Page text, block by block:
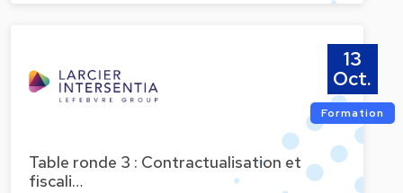
Table ronde 3 : Contractualisation et
fiscali…
13
Oct.
Formation